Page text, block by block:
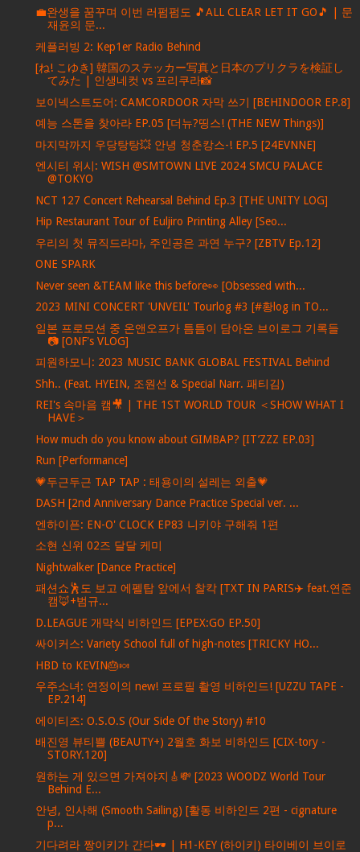
💼완생을 꿈꾸며 이번 러펌펌도 🎵ALL CLEAR LET IT GO🎵 | 문
재윤의 문...
케플러빙 2: Kep1er Radio Behind
[ね! こゆき] 韓国のステッカー写真と日本のプリクラを検証し
てみた | 인생네컷 vs 프리쿠라📸
보이넥스트도어: CAMCORDOOR 자막 쓰기 [BEHINDOOR EP.8]
예능 스톤을 찾아라 EP.05 [더뉴?띵스! (THE NEW Things)]
마지막까지 우당탕탕💥 안녕 청춘캉스-! EP.5 [24EVNNE]
엔시티 위시: WISH @SMTOWN LIVE 2024 SMCU PALACE
@TOKYO
NCT 127 Concert Rehearsal Behind Ep.3 [THE UNITY LOG]
Hip Restaurant Tour of Euljiro Printing Alley [Seo...
우리의 첫 뮤직드라마, 주인공은 과연 누구? [ZBTV Ep.12]
ONE SPARK
Never seen &TEAM like this before👀 [Obsessed with...
2023 MINI CONCERT 'UNVEIL' Tourlog #3 [#황log in TO...
일본 프로모션 중 온앤오프가 틈틈이 담아온 브이로그 기록들
📷 [ONF's VLOG]
피원하모니: 2023 MUSIC BANK GLOBAL FESTIVAL Behind
Shh.. (Feat. HYEIN, 조원선 & Special Narr. 패티김)
REI's 속마음 캠🎥 | THE 1ST WORLD TOUR ＜SHOW WHAT I
HAVE＞
How much do you know about GIMBAP? [IT’ZZZ EP.03]
Run [Performance]
💗두근두근 TAP TAP : 태용이의 설레는 외출💗
DASH [2nd Anniversary Dance Practice Special ver. ...
엔하이픈: EN-O' CLOCK EP83 니키야 구해줘 1편
소현 신위 02즈 달달 케미
Nightwalker [Dance Practice]
패션쇼🕺도 보고 에펠탑 앞에서 찰칵 [TXT IN PARIS✈️ feat.연준
캠🦊+범규...
D.LEAGUE 개막식 비하인드 [EPEX:GO EP.50]
싸이커스: Variety School full of high-notes [TRICKY HO...
HBD to KEVIN🎂🍬
우주소녀: 연정이의 new! 프로필 촬영 비하인드! [UZZU TAPE -
EP.214]
에이티즈: O.S.O.S (Our Side Of the Story) #10
배진영 뷰티쁠 (BEAUTY+) 2월호 화보 비하인드 [CIX-tory -
STORY.120]
원하는 게 있으면 가져야지🎸💸 [2023 WOODZ World Tour
Behind E...
안녕, 인사해 (Smooth Sailing) [활동 비하인드 2편 - cignature
p...
기다려라 짱이키가 간다🕶️ | H1-KEY (하이키) 타이베이 브이로